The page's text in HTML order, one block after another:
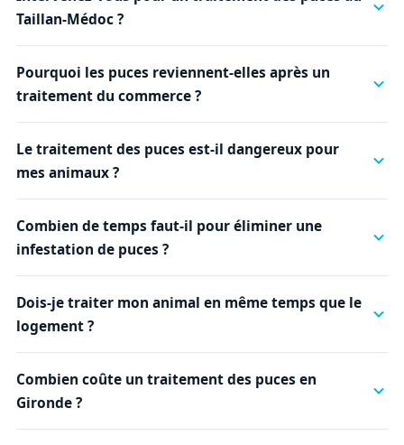
Taillan-Médoc ?
Pourquoi les puces reviennent-elles après un
traitement du commerce ?
Le traitement des puces est-il dangereux pour
mes animaux ?
Combien de temps faut-il pour éliminer une
infestation de puces ?
Dois-je traiter mon animal en même temps que le
logement ?
Combien coûte un traitement des puces en
Gironde ?